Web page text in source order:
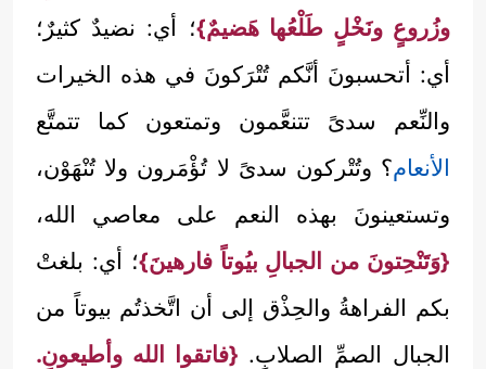
وزُروعٍ ونَخْلٍ طَلْعُها هَضيمٌ}؛ أي: نضيدٌ كثيرٌ؛
أي: أتحسبونَ أنَّكم تُتْرَكونَ في هذه الخيرات
والنِّعم سدىً تتنعَّمون وتمتعون كما تتمتَّع
الأنعام؟ وتُتْركون سدىً لا تُؤْمَرون ولا تُنْهَوْن،
وتستعينونَ بهذه النعم على معاصي الله،
{وَتَنْحِتونَ من الجبالِ بيُوتاً فارهينَ}؛ أي: بلغتْ
بكم الفراهةُ والحِذْق إلى أن اتَّخذتُم بيوتاً من
الجبال الصمِّ الصلابِ. {فاتقوا الله وأطيعونِ.